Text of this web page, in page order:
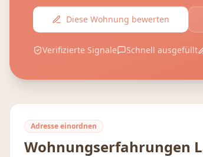
Diese Wohnung bewerten
Verifizierte Signale Schnell ausgefüllt
Adresse einordnen
Wohnungserfahrungen